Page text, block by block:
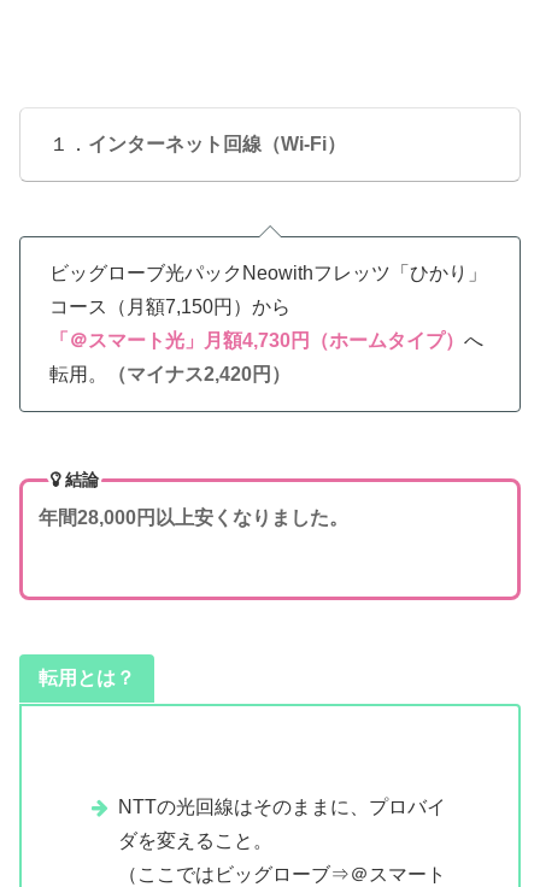
１． インターネット回線（Wi-Fi）
ビッグローブ光パックNeowithフレッツ「ひかり」
コース（月額7,150円）から
「＠スマート光」月額4,730円（ホームタイプ） へ
転用。
（マイナス2,420円）
結論
年間28,000円以上安くなりました。
転用とは？
NTTの光回線はそのままに、プロバイ
ダを変えること。
（ここではビッグローブ⇒＠スマート